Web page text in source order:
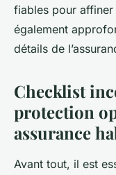
fiables pour
également
détails de
Checklist
protection
assurance
Avant tout, il est